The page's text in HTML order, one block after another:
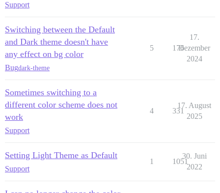
Support
Switching between the Default
and Dark theme doesn't have
any effect on bg color
Bugdark-theme
5 176
17.
Dezember
2024
Sometimes switching to a
different color scheme does not
work
Support
4 331
17. August
2025
Setting Light Theme as Default
Support
1 1051
30. Juni
2022